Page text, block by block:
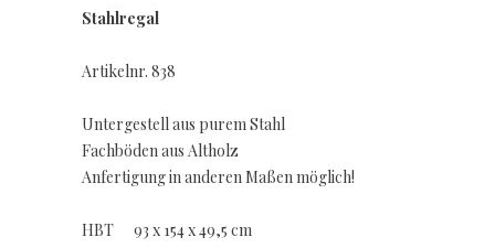
Stahlregal
Artikelnr. 838
Untergestell aus purem Stahl
Fachböden aus Altholz
Anfertigung in anderen Maßen möglich!
HBT 93 x 154 x 49,5 cm